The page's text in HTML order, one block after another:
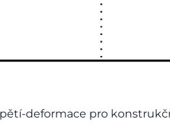
deformace pro